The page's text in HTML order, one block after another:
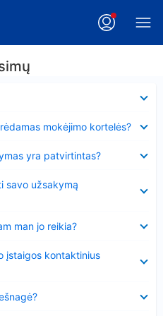
mokėjimo kortelės?
yra patvirtintas?
savo užsakymą
man jo reikia?
įstaigos kontaktinius